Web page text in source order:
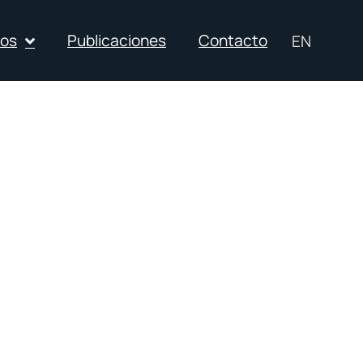
Publicaciones Contacto EN